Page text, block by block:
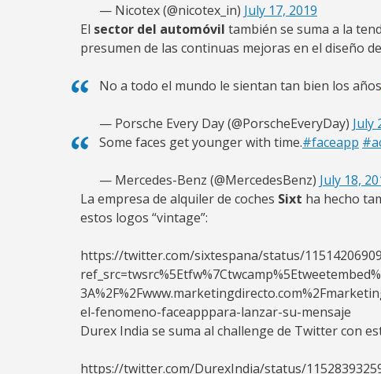
— Nicotex (@nicotex_in) July 17, 2019
El sector del automóvil también se suma a la
presumen de las continuas mejoras en el diseño
No a todo el mundo le sientan tan bien los años
— Porsche Every Day (@PorscheEveryDay) July
Some faces get younger with time.#faceapp
— Mercedes-Benz (@MercedesBenz) July 18,
La empresa de alquiler de coches Sixt ha hecho
estos logos “vintage”:
https://twitter.com/sixtespana/status/
el-fenomeno-faceapppara-lanzar-su-mensaje
Durex India se suma al challenge de Twitter con
https://twitter.com/DurexIndia/status/